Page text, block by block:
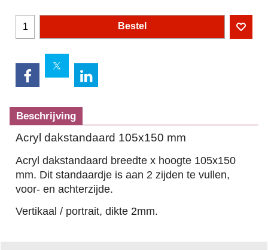
Bestel
Beschrijving
Acryl dakstandaard 105x150 mm
Acryl dakstandaard breedte x hoogte 105x150
mm. Dit standaardje is aan 2 zijden te vullen,
voor- en achterzijde.
Vertikaal / portrait, dikte 2mm.